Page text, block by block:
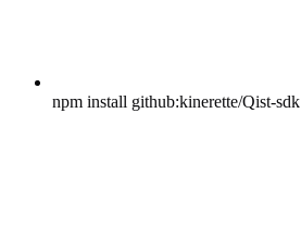
npm install github:kinerette/Qist-sdk